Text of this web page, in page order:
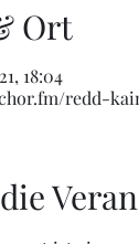
Ort
18:04
redd-